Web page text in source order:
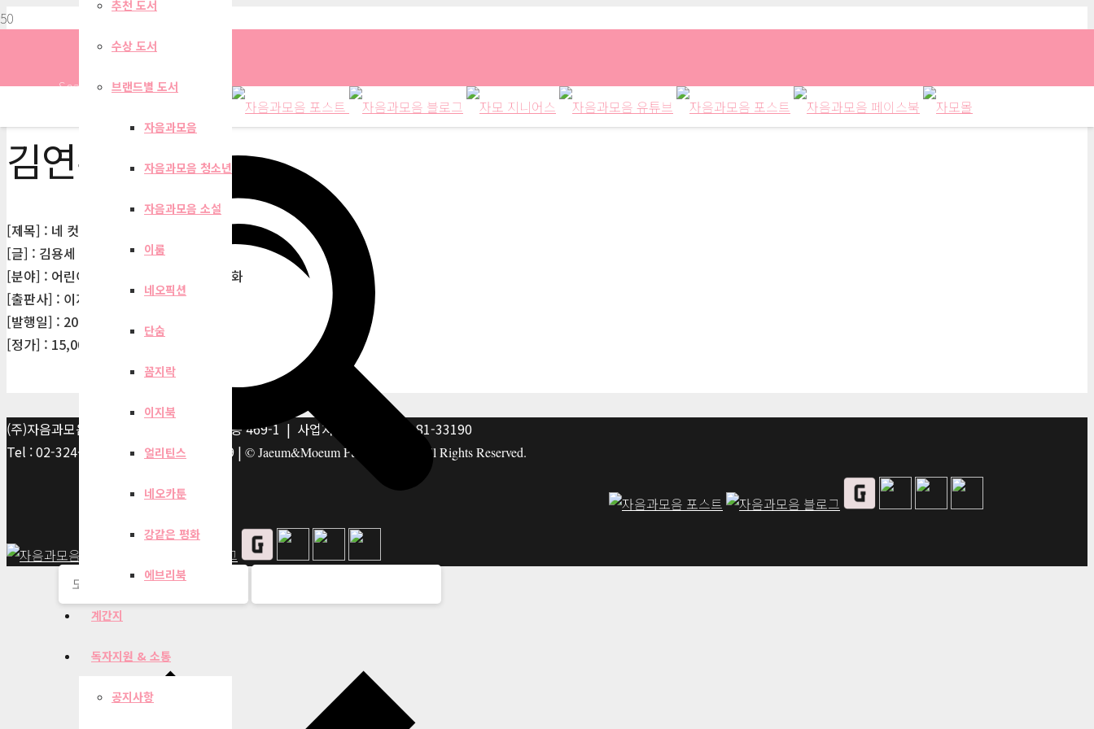
Search
추천 도서
수상 도서
브랜드별 도서
자음과모음
자음과모음 청소년
자음과모음 소설
이룸
네오픽션
단숨
꼼지락
이지북
얼리틴스
네오카툰
강같은 평화
에브리북
계간지
독자지원 & 소통
공지사항
김연우
[제목] : 네 컷 사진 찰칵! 괴담
[글] : 김용세
[분야] : 어린이문학>그림/동화책>창작동화
[출판사] : 이지북
[발행일] : 2025-11-20
[정가] : 15,000원
(주)자음과모음 | 10881 경기 파주시 서패동 469-1 | 사업자등록번호: 117-81-33190
Tel : 02-324-2347 | Fax : 02-6959-8459 | © Jaeum&Moeum Publishing co. All Rights Reserved.